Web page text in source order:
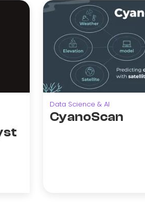
Data Science & AI
CyanoScan